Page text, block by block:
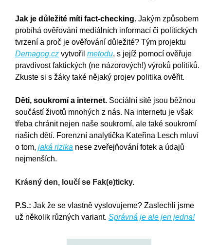
Jak je důležité míti fact-checking. Jakým způsobem
probíhá ověřování mediálních informací či politických
tvrzení a proč je ověřování důležité? Tým projektu
Demagog.cz vytvořil metodu, s jejíž pomocí ověřuje
pravdivost faktických (ne názorových!) výroků politiků.
Zkuste si s žáky také nějaký projev politika ověřit.
Děti, soukromí a internet. Sociální sítě jsou běžnou
součástí životů mnohých z nás. Na internetu je však
třeba chránit nejen naše soukromí, ale také soukromí
našich dětí. Forenzní analytička Kateřina Lesch mluví
o tom, jaká rizika nese zveřejňování fotek a údajů
nejmenších.
Krásný den, loučí se Fak(e)ticky.
P.S.: Jak že se vlastně vyslovujeme? Zaslechli jsme
už několik různých variant. Správná je ale jen jedna!